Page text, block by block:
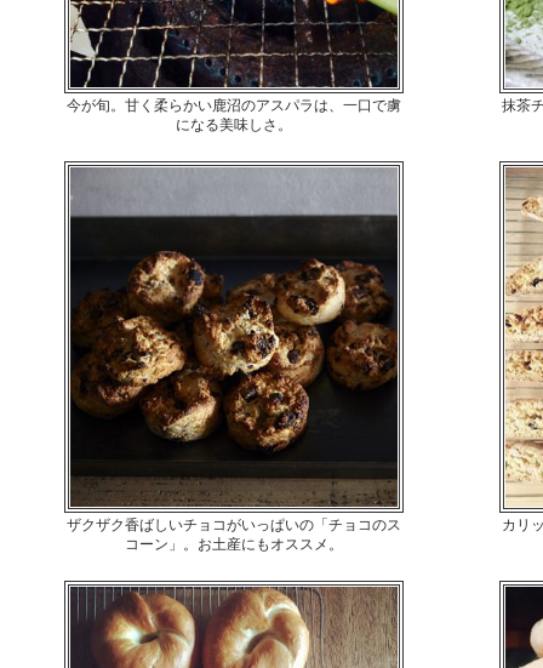
今が旬。甘く柔らかい鹿沼のアスパラは、一口で虜
になる美味しさ。
抹茶
ザクザク香ばしいチョコがいっぱいの「チョコのス
コーン」。お土産にもオススメ。
カリ